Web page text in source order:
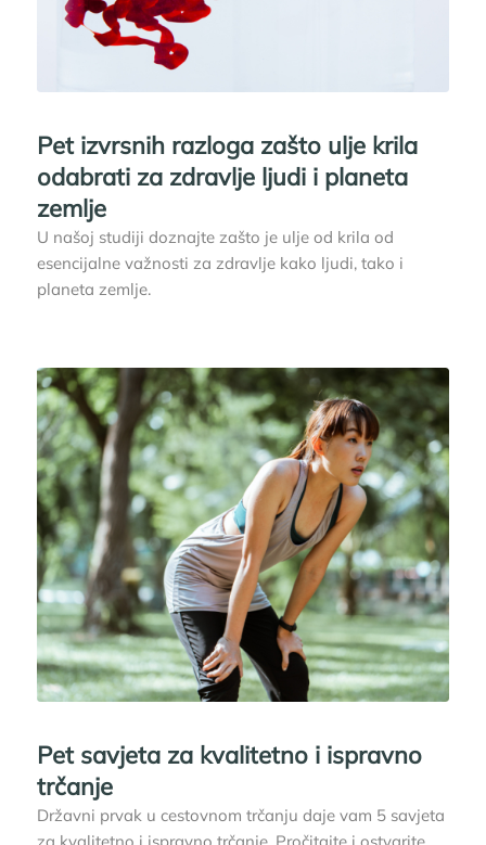
Pet izvrsnih razloga zašto ulje krila
odabrati za zdravlje ljudi i planeta
zemlje
U našoj studiji doznajte zašto je ulje od krila od
esencijalne važnosti za zdravlje kako ljudi, tako i
planeta zemlje.
Pet savjeta za kvalitetno i ispravno
trčanje
Državni prvak u cestovnom trčanju daje vam 5 savjeta